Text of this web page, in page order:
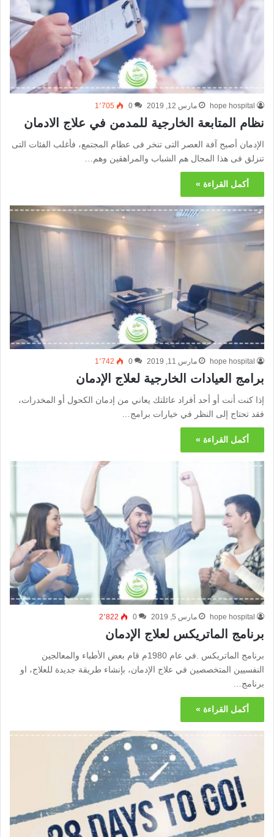
hope hospital مارس 12, 2019 0 1٬705
نظام المتابعة الخارجية للمدمن في علاج الادمان
الإدمان أصبح آفة العصر التى تنخر فى عظام المجتمع، فأغلب الفئات التى
تنزلق فى هذا المجال هم الشباب والمراهقين وهم…
أكمل القراءة »
hope hospital مارس 11, 2019 0 1٬742
برامج العيادات الخارجية لعلاج الإدمان
إذا كنت أنت أو أحد أفراد عائلتك يعاني من إدمان الكحول أو المخدرات،
فقد تحتاج إلى النظر في خيارات برامج…
أكمل القراءة »
hope hospital مارس 5, 2019 0 2٬822
برنامج الماتريكس لعلاج الإدمان
برنامج الماتريكس .في عام 1980م قام بعض الأطباء والمعالجين
النفسيين المتخصصين في علاج الإدمان، بإنشاء طريقة جديدة للعلاج، او
برنامج…
أكمل القراءة »